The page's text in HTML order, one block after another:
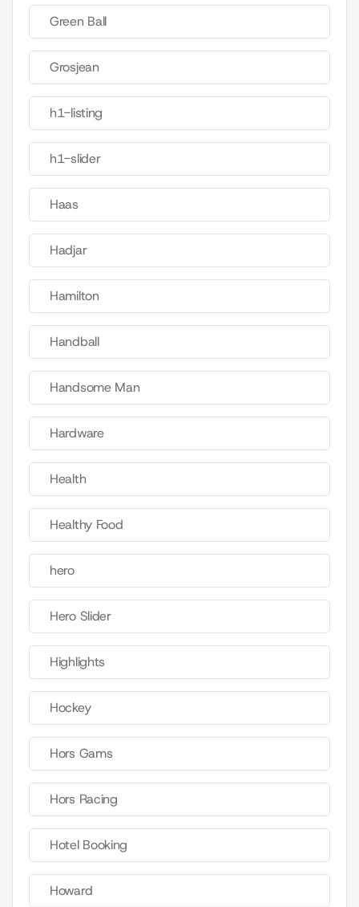
Green Ball
Grosjean
h1-listing
h1-slider
Haas
Hadjar
Hamilton
Handball
Handsome Man
Hardware
Health
Healthy Food
hero
Hero Slider
Highlights
Hockey
Hors Gams
Hors Racing
Hotel Booking
Howard